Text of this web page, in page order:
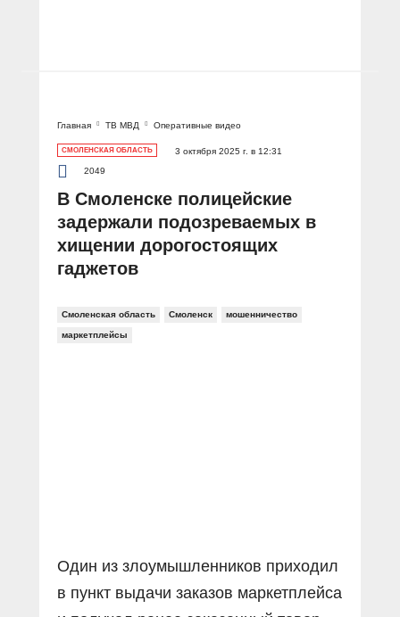
Главная ТВ МВД Оперативные видео
СМОЛЕНСКАЯ ОБЛАСТЬ
3 октября 2025 г. в 12:31
2049
В Смоленске полицейские
задержали подозреваемых в
хищении дорогостоящих
гаджетов
Смоленская область Смоленск мошенничество
маркетплейсы
Один из злоумышленников приходил
в пункт выдачи заказов маркетплейса